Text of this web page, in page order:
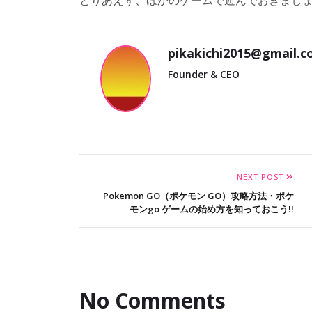
Founder & CEO
NEXT POST
Pokemon GO（ポケモン GO）攻略方法・ポケ
モンgo ゲームの始め方を知っておこう!!
No Comments